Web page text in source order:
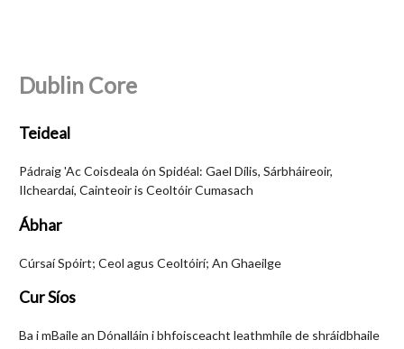
Dublin Core
Teideal
Pádraig 'Ac Coisdeala ón Spidéal: Gael Dílis, Sárbháireoir,
Ilcheardaí, Cainteoir is Ceoltóir Cumasach
Ábhar
Cúrsaí Spóirt; Ceol agus Ceoltóirí; An Ghaeilge
Cur Síos
Ba i mBaile an Dónalláin i bhfoisceacht leathmhíle de shráidbhaile